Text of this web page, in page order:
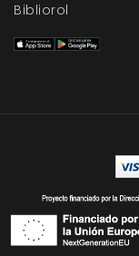
Bibliorol